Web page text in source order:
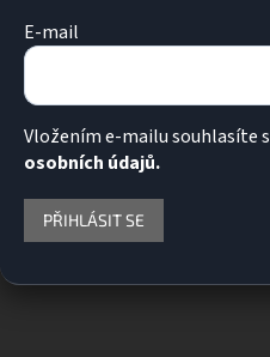
E-mail
Vložením e-mailu souhlasíte s
osobních údajů.
PŘIHLÁSIT SE